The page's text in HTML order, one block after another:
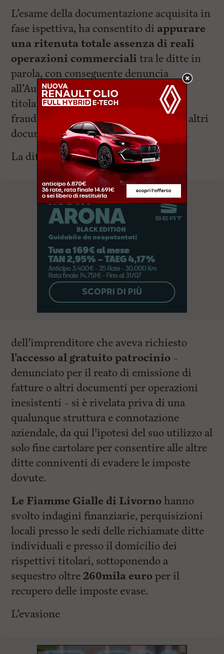
L’esame della documentazione acquisita in
fase ispettiva, ha consentito di appurare
una ritenuta totale assenza di reali
operazioni commercialitra le ditte in
parola, con conseguente denuncia
all’Autorità Giudiziaria dei rispettivi
titolari per il reato di dichiarazione
fraudolenta mediante uso di fatture o altri
documenti per operazioni inesistenti.
La ditta
dell’imprenditore che aveva richiesto
l’accesso al gratuito patrocinio –
denunciato per il reato di emissione di
fatture o altri documenti per operazioni
inesistenti – si è rivelata priva di una
qualunque struttura e connotazione
aziendale, da qui l’ipotesi del suo utilizzo al
solo fine cartolare per consentire alle altre
ditte conniventi di evadere le imposte
dovute.
Le Fiamme Gialle di Livornohanno
svolto indagini finanziarie, perquisizioni
locali presso le sedi delle richiamate ditte
individuali e presso il domicilio dei
rispettivi titolari, sottoponendo a
sequestro oltre 260mila europer il
recupero delle imposte evase.
L’evasione